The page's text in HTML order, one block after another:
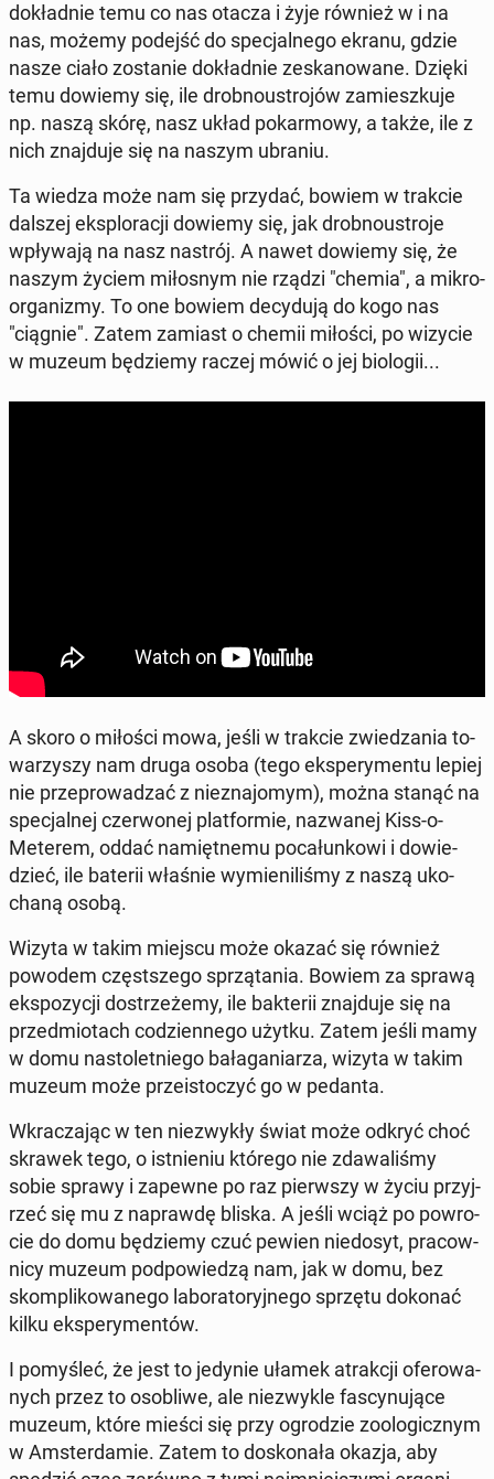
do­kład­nie temu co nas otacza i żyje również w i na
nas, możemy podejść do spe­cjal­ne­go ekranu, gdzie
nasze ciało zo­sta­nie do­kład­nie ze­ska­no­wa­ne. Dzięki
temu dowiemy się, ile drob­no­ustro­jów za­miesz­ku­je
np. naszą skórę, nasz układ po­kar­mo­wy, a także, ile z
nich znaj­du­je się na naszym ubraniu.
Ta wiedza może nam się przydać, bowiem w trakcie
dalszej eks­plo­ra­cji dowiemy się, jak drob­no­ustro­je
wpły­wa­ją na nasz nastrój. A nawet dowiemy się, że
naszym życiem mi­ło­snym nie rządzi "chemia", a mi­kro­
or­ga­ni­zmy. To one bowiem de­cy­du­ją do kogo nas
"ciągnie". Zatem zamiast o chemii miłości, po wizycie
w muzeum bę­dzie­my raczej mówić o jej bio­lo­gii...
A skoro o miłości mowa, jeśli w trakcie zwie­dza­nia to­
wa­rzy­szy nam druga osoba (tego eks­pe­ry­men­tu lepiej
nie prze­pro­wa­dzać z nie­zna­jo­mym), można stanąć na
spe­cjal­nej czer­wo­nej plat­for­mie, na­zwa­nej Kiss-o-
Meterem, oddać na­mięt­ne­mu po­ca­łun­ko­wi i do­wie­
dzieć, ile baterii właśnie wy­mie­ni­li­śmy z naszą uko­
cha­ną osobą.
Wizyta w takim miejscu może okazać się również
powodem częst­sze­go sprzą­ta­nia. Bowiem za sprawą
eks­po­zy­cji do­strze­że­my, ile bak­te­rii znaj­du­je się na
przed­mio­tach co­dzien­ne­go użytku. Zatem jeśli mamy
w domu na­sto­let­nie­go ba­ła­ga­nia­rza, wizyta w takim
muzeum może prze­isto­czyć go w pedanta.
Wkra­cza­jąc w ten nie­zwy­kły świat może odkryć choć
skrawek tego, o ist­nie­niu którego nie zda­wa­li­śmy
sobie sprawy i zapewne po raz pierw­szy w życiu przyj­
rzeć się mu z na­praw­dę bliska. A jeśli wciąż po po­wro­
cie do domu bę­dzie­my czuć pewien nie­do­syt, pra­cow­
ni­cy muzeum pod­po­wie­dzą nam, jak w domu, bez
skom­pli­ko­wa­ne­go la­bo­ra­to­ryj­ne­go sprzętu dokonać
kilku eks­pe­ry­men­tów.
I po­my­śleć, że jest to jedynie ułamek atrak­cji ofe­ro­wa­
nych przez to oso­bli­we, ale nie­zwy­kle fa­scy­nu­ją­ce
muzeum, które mieści się przy ogro­dzie zoo­lo­gicz­nym
w Am­ster­da­mie. Zatem to do­sko­na­ła okazja, aby